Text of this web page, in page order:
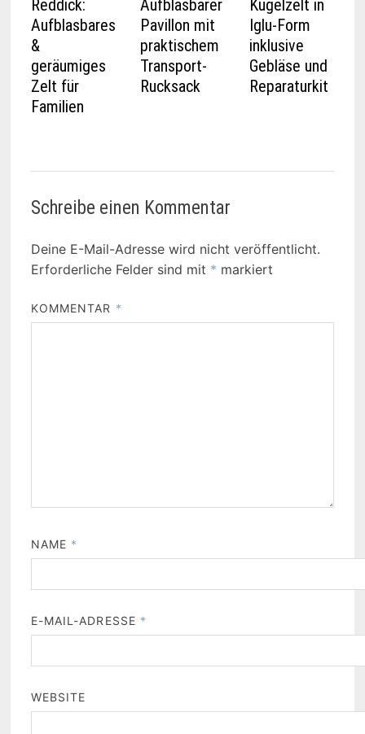
Reddick:
Aufblasbares
&
geräumiges
Zelt für
Familien
Aufblasbarer
Pavillon mit
praktischem
Transport-
Rucksack
Kugelzelt in
Iglu-Form
inklusive
Gebläse und
Reparaturkit
Schreibe einen Kommentar
Deine E-Mail-Adresse wird nicht veröffentlicht.
Erforderliche Felder sind mit * markiert
KOMMENTAR *
NAME *
E-MAIL-ADRESSE *
WEBSITE